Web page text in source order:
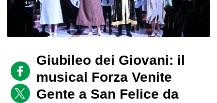
Giubileo dei Giovani: il
musical Forza Venite
Gente a San Felice da